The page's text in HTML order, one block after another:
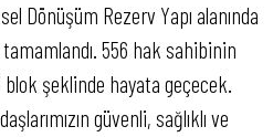
Dönüşüm Rezerv Yapı alanında
tamamlandı. 556 hak sahibinin
blok şeklinde hayata geçecek.
güvenli, sağlıklı ve